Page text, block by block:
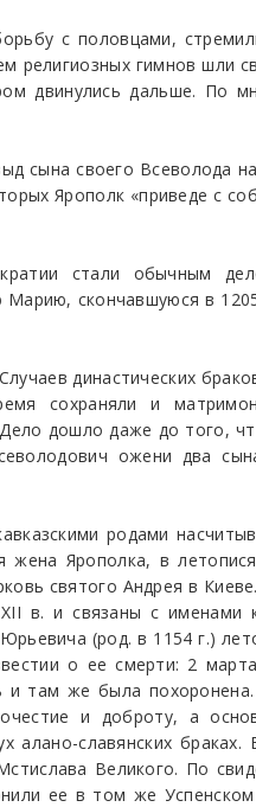
с половцами,
религиозных гимнов
двинулись дальше. По
сына своего Всеволода
Ярополк «приведе с
стали обычным
скончавшуюся в
династических
сохраняли и
дошло даже до того,
ожени два
родами
жена Ярополка, в
святого Андрея в
в. и связаны с
(род. в 1154 г.)
о ее смерти: 2
и там же была
и доброту, а
славянских
Великого. По
ее в том же